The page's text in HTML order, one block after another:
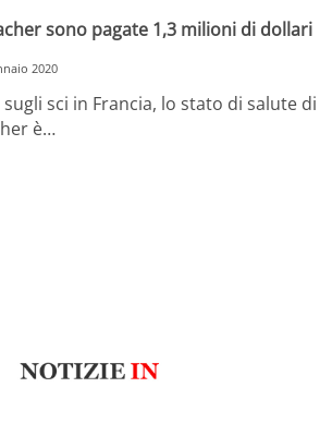
sono pagate 1,3 milioni di dollari
2020
sci in Francia, lo stato di salute di
è…